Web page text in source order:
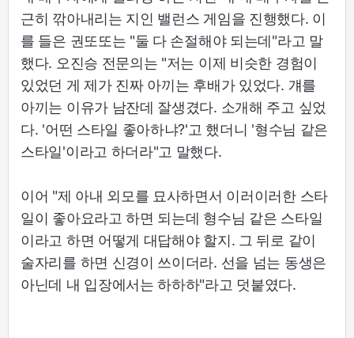
근히 깎아내리는 지인 밸런스 게임을 진행했다. 이
를 들은 권또또는 "둘 다 손절해야 되는데"라고 말
했다. 오진승 전문의는 "저는 이제 비슷한 경험이
있었던 게 제가 진짜 아끼는 후배가 있었다. 걔를
아끼는 이유가 남잔데 잘생겼다. 소개해 주고 싶었
다. '어떤 스타일 좋아하냐?'고 했더니 '형수님 같은
스타일'이라고 하더라"고 말했다.
이어 "제 아내 외모를 묘사하면서 이러이러한 스타
일이 좋아요라고 하면 되는데 형수님 같은 스타일
이라고 하면 어떻게 대답해야 할지. 그 뒤로 같이
술자리를 하면 신경이 쓰이더라. 선을 넘는 동생은
아닌데 내 입장에서는 하하하"라고 덧붙였다.